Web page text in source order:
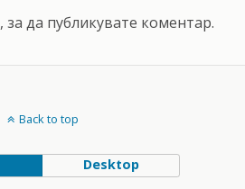
, за да публикувате коментар.
Back to top
Desktop